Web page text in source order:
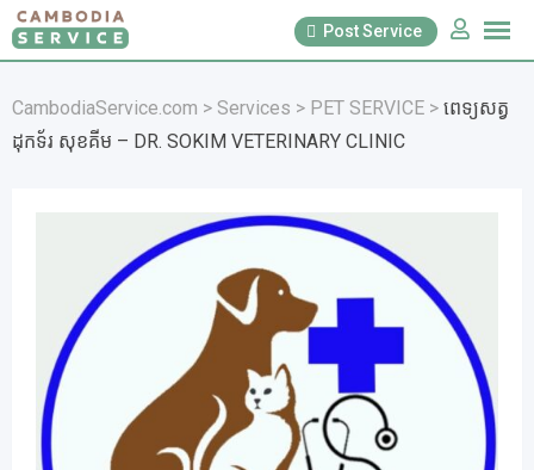
Skip
to
Post Service
CambodiaService.com > Services > PET SERVICE > ពេទ្យសត្វ
ដុកទ័រ សុខគីម – DR. SOKIM VETERINARY CLINIC